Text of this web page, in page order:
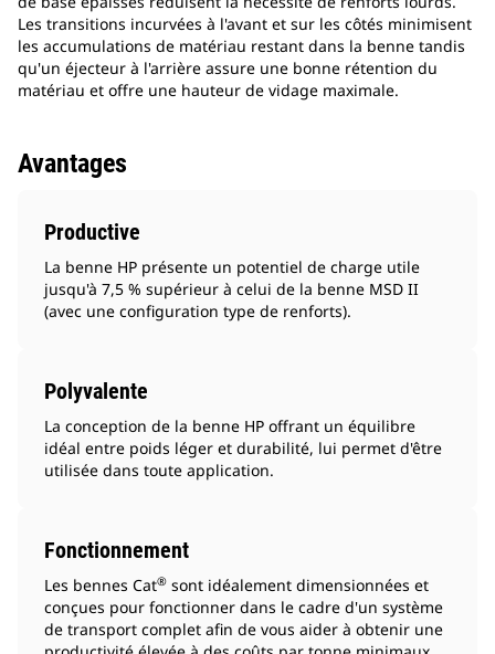
Les transitions incurvées à l'avant et sur les côtés minimisent
les accumulations de matériau restant dans la benne tandis
qu'un éjecteur à l'arrière assure une bonne rétention du
matériau et offre une hauteur de vidage maximale.
Avantages
Productive
La benne HP présente un potentiel de charge utile
jusqu'à 7,5 % supérieur à celui de la benne MSD II
(avec une configuration type de renforts).
Polyvalente
La conception de la benne HP offrant un équilibre
idéal entre poids léger et durabilité, lui permet d'être
utilisée dans toute application.
Fonctionnement
Les bennes Cat® sont idéalement dimensionnées et
conçues pour fonctionner dans le cadre d'un système
de transport complet afin de vous aider à obtenir une